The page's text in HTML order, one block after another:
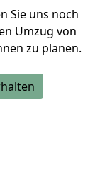
Sie uns noch
Umzug von
zu planen.